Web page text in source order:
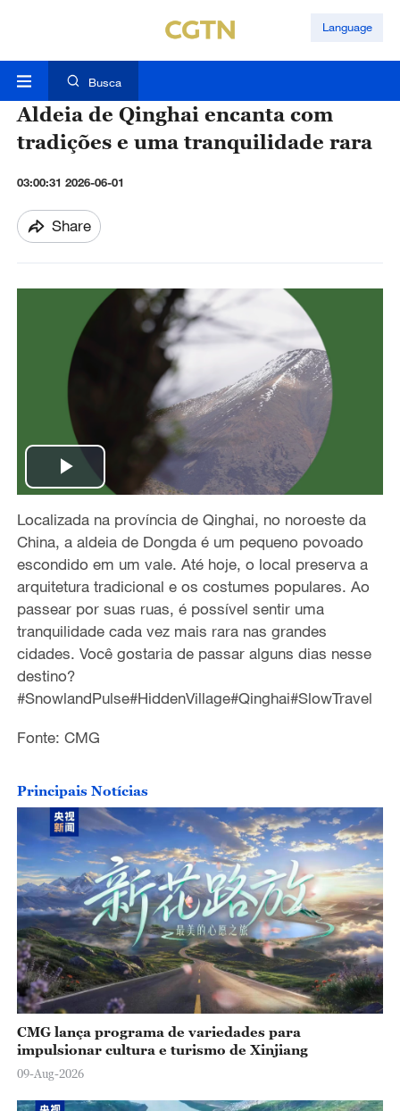
Language
Busca
Aldeia de Qinghai encanta com
tradições e uma tranquilidade rara
03:00:31 2026-06-01
Share
P
l
a
y
V
i
d
o
Localizadana província de Qinghai, no noroeste da
China, a aldeia de Dongda é um pequeno povoado
escondido em um vale. Até hoje, o local preserva a
arquitetura tradicional e os costumes populares. Ao
passear por suas ruas, é possível sentir uma
tranquilidade cada vez mais rara nas grandes
cidades. Você gostaria de passar alguns dias nesse
destino?
#SnowlandPulse#HiddenVillage#Qinghai#SlowTravel
Fonte: CMG
Principais Notícias
CMG lança programa de variedades para
impulsionar cultura e turismo de Xinjiang
09-Aug-2026